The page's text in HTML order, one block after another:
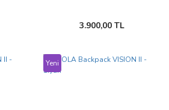
3.900,00 TL
Yeni